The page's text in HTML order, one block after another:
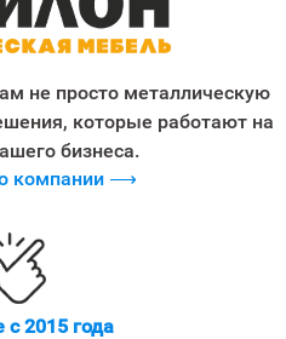
не просто металлическую
которые работают на
бизнеса.
о компании ⟶
2015 года